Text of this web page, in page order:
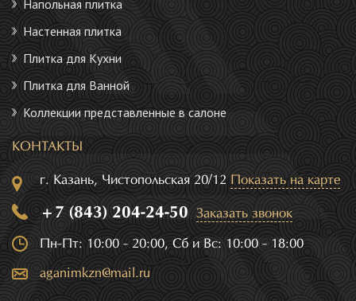
Напольная плитка
Настенная плитка
Плитка для Кухни
Плитка для Ванной
Коллекции представленные в салоне
КОНТАКТЫ
г. Казань, Чистопольская 20/12 Показать на карте
+7 (843) 204-24-50 Заказать звонок
Пн-Пт: 10:00 - 20:00, Сб и Вс: 10:00 - 18:00
aganimkzn@mail.ru